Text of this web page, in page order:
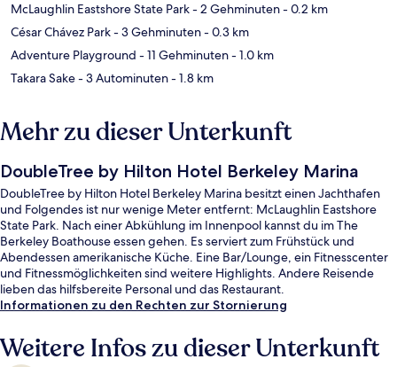
McLaughlin Eastshore State Park- 2 Gehminuten- 0.2 km
César Chávez Park- 3 Gehminuten- 0.3 km
Adventure Playground - 11 Gehminuten- 1.0 km
Takara Sake- 3 Autominuten- 1.8 km
Mehr zu dieser Unterkunft
DoubleTree by Hilton Hotel Berkeley Marina
DoubleTree by Hilton Hotel Berkeley Marina besitzt einen Jachthafen
und Folgendes ist nur wenige Meter entfernt: McLaughlin Eastshore
State Park. Nach einer Abkühlung im Innenpool kannst du im The
Berkeley Boathouse essen gehen. Es serviert zum Frühstück und
Abendessen amerikanische Küche. Eine Bar/Lounge, ein Fitnesscenter
und Fitnessmöglichkeiten sind weitere Highlights. Andere Reisende
lieben das hilfsbereite Personal und das Restaurant.
Informationen zu den Rechten zur Stornierung
Weitere Infos zu dieser Unterkunft